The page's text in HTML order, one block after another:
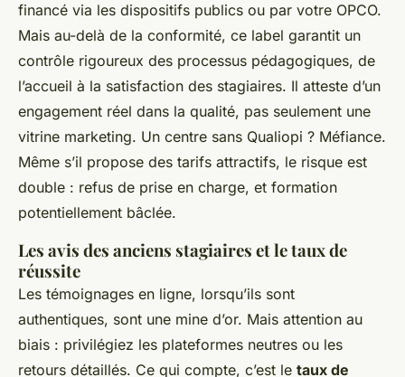
financé via les dispositifs publics ou par votre OPCO.
Mais au-delà de la conformité, ce label garantit un
contrôle rigoureux des processus pédagogiques, de
l’accueil à la satisfaction des stagiaires. Il atteste d’un
engagement réel dans la qualité, pas seulement une
vitrine marketing. Un centre sans Qualiopi ? Méfiance.
Même s’il propose des tarifs attractifs, le risque est
double : refus de prise en charge, et formation
potentiellement bâclée.
Les avis des anciens stagiaires et le taux de
réussite
Les témoignages en ligne, lorsqu’ils sont
authentiques, sont une mine d’or. Mais attention au
biais : privilégiez les plateformes neutres ou les
retours détaillés. Ce qui compte, c’est le taux de